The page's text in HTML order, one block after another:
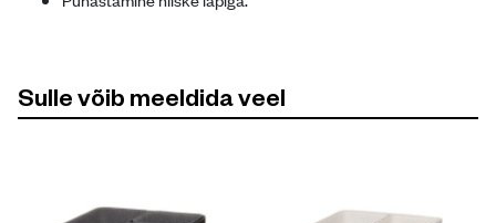
Sulle võib meeldida veel